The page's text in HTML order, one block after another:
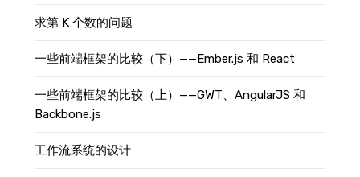
求第 K 个数的问题
一些前端框架的比较（下）——Ember.js 和 React
一些前端框架的比较（上）——GWT、AngularJS 和
Backbone.js
工作流系统的设计